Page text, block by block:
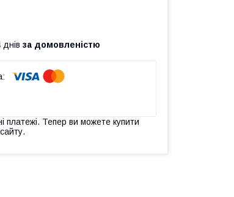
за домовленістю
платежі. Тепер ви можете купити